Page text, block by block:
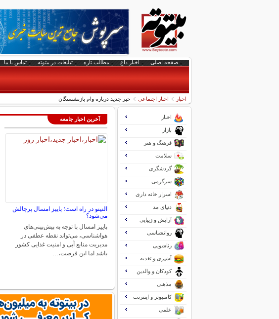
صفحه اصلی اخبار داغ مطالب تازه تبلیغات در بیتوته تماس با ما
اخبار اخبار اجتماعی خبر جدید درباره وام بازنشستگان
آخرین اخبار جامعه
النینو در راه است؛ پاییز امسال پرچالش
می‌شود؟
پاییز امسال با توجه به پیش‌بینی‌های
هواشناسی، می‌تواند نقطه عطفی در
مدیریت منابع آبی و امنیت غذایی کشور
باشد اما این فرصت،…
اخبار
بازار
فرهنگ و هنر
سلامت
گردشگری
سرگرمی
اسرار خانه داری
دنیای مد
آرایش و زیبایی
روانشناسی
زناشویی
آشپزی و تغذیه
کودکان و والدین
مذهبی
کامپیوتر و اینترنت
علمی